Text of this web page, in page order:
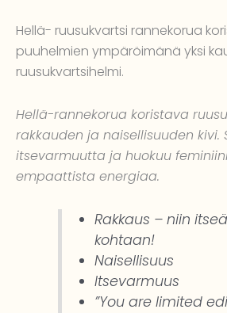
Hellä- ruusukvartsi rannekorua
puuhelmien ympäröimänä yksi
ruusukvartsihelmi.
Hellä-rannekorua koristava
rakkauden ja naisellisuuden kivi.
itsevarmuutta ja huokuu
empaattista energiaa.
Rakkaus – niin
kohtaan!
Naisellisuus
Itsevarmuus
”You are limited